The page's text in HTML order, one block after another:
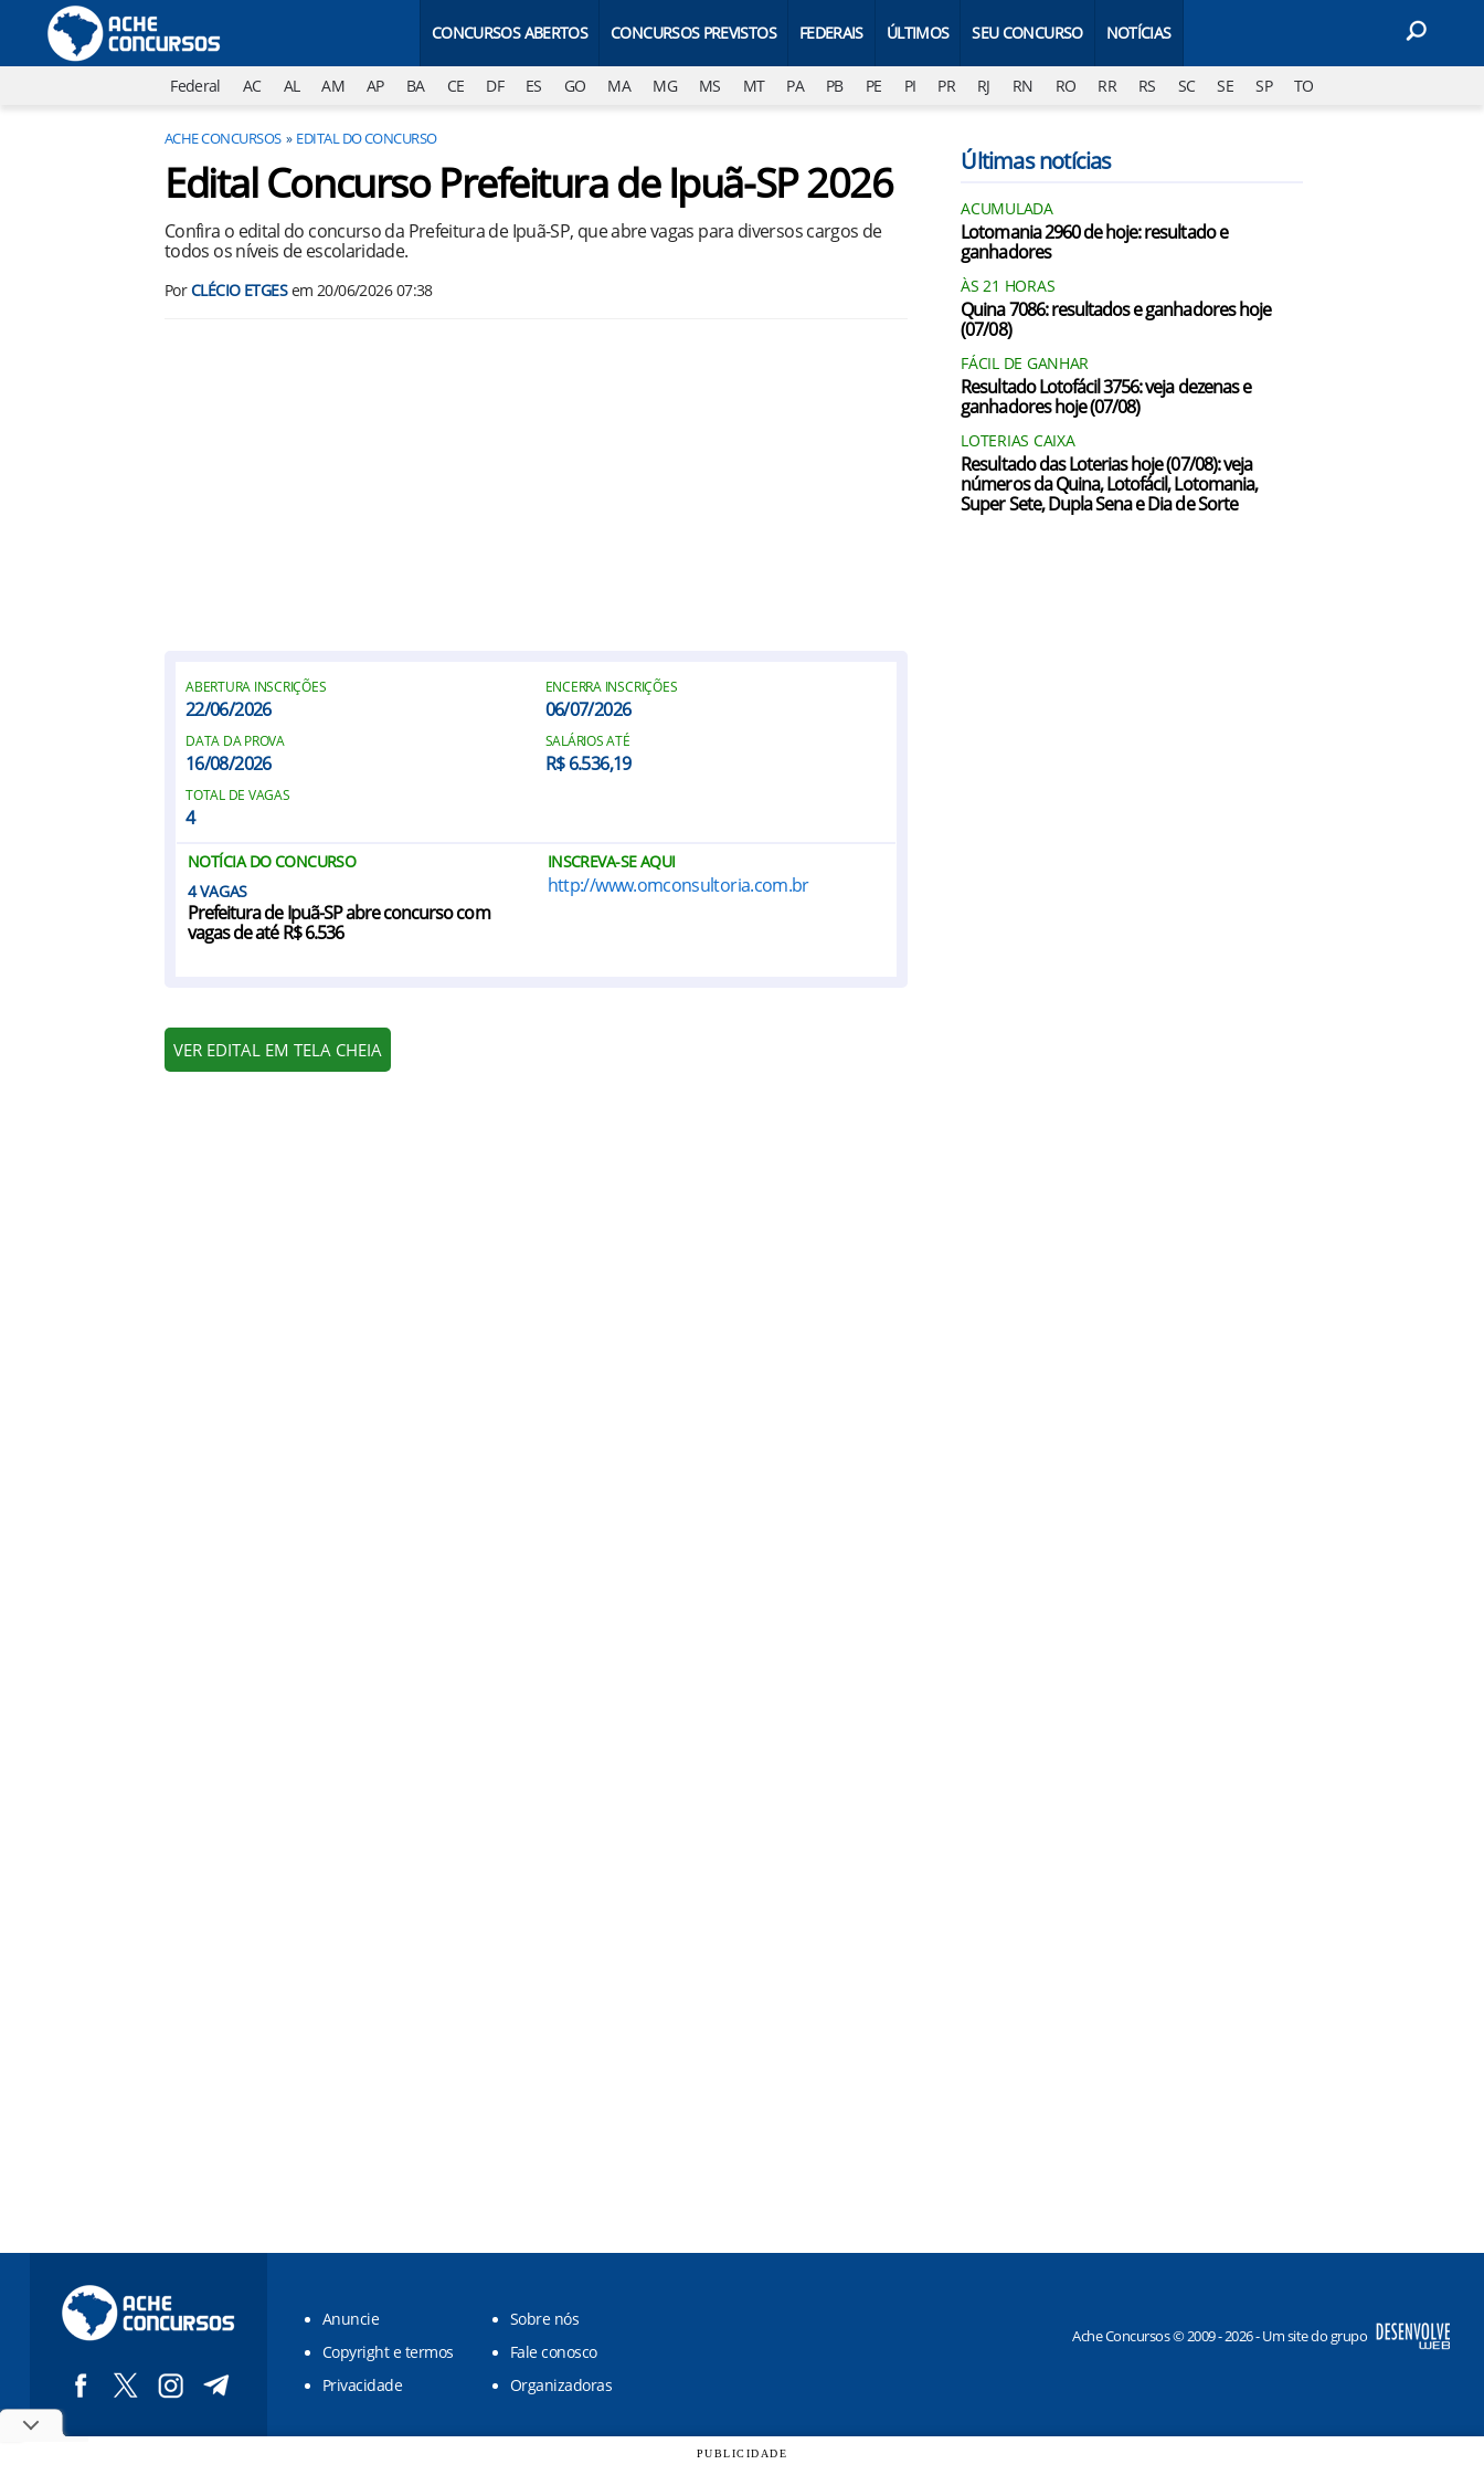
CONCURSOS ABERTOS CONCURSOS PREVISTOS FEDERAIS ÚLTIMOS SEU CONCURSO NOTÍCIAS
Federal AC AL AM AP BA CE DF ES GO MA MG MS MT PA PB PE PI PR RJ RN RO RR RS SC SE SP TO
ACHE CONCURSOS EDITAL DO CONCURSO
Edital Concurso Prefeitura de Ipuã-SP 2026
Confira o edital do concurso da Prefeitura de Ipuã-SP, que abre vagas para diversos cargos de
todos os níveis de escolaridade.
PorCLÉCIO ETGESem 20/06/2026 07:38
ABERTURA INSCRIÇÕES
22/06/2026
ENCERRA INSCRIÇÕES
06/07/2026
DATA DA PROVA
16/08/2026
SALÁRIOS ATÉ
R$ 6.536,19
TOTAL DE VAGAS
4
NOTÍCIA DO CONCURSO
4
Prefeitura de Ipuã-SP abre concurso com
vagas de até R$ 6.536
INSCREVA-SE AQUI
http://www.omconsultoria.com.br
VER EDITAL EM TELA CHEIA
Últimas notícias
ACUMULADA
Lotomania 2960 de hoje: resultado e
ganhadores
ÀS 21 HORAS
Quina 7086: resultados e ganhadores hoje
(07/08)
FÁCIL DE GANHAR
Resultado Lotofácil 3756: veja dezenas e
ganhadores hoje (07/08)
LOTERIAS CAIXA
Resultado das Loterias hoje (07/08): veja
números da Quina, Lotofácil, Lotomania,
Super Sete, Dupla Sena e Dia de Sorte
Anuncie
Sobre nós
Copyright e termos
Fale conosco
Privacidade
Organizadoras
Ache Concursos © 2009 - 2026 - Um site do grupo
PUBLICIDADE